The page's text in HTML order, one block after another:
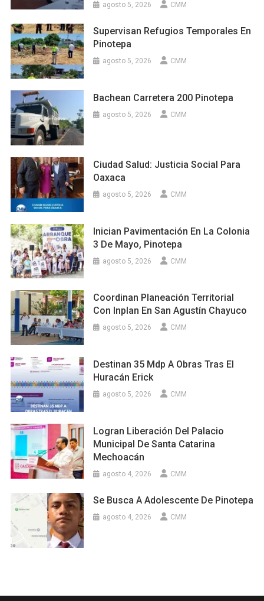
agosto 5, 2026 CMM
Supervisan Refugios Temporales En
Pinotepa
agosto 5, 2026 CMM
Bachean Carretera 200 Pinotepa
agosto 5, 2026 CMM
Ciudad Salud: Justicia Social Para
Oaxaca
agosto 5, 2026 CMM
Inician Pavimentación En La Colonia
3 De Mayo, Pinotepa
agosto 5, 2026 CMM
Coordinan Planeación Territorial
Con Inplan En San Agustín Chayuco
agosto 5, 2026 CMM
Destinan 35 Mdp A Obras Tras El
Huracán Erick
agosto 5, 2026 CMM
Logran Liberación Del Palacio
Municipal De Santa Catarina
Mechoacán
agosto 4, 2026 CMM
Se Busca A Adolescente De Pinotepa
agosto 4, 2026 CMM